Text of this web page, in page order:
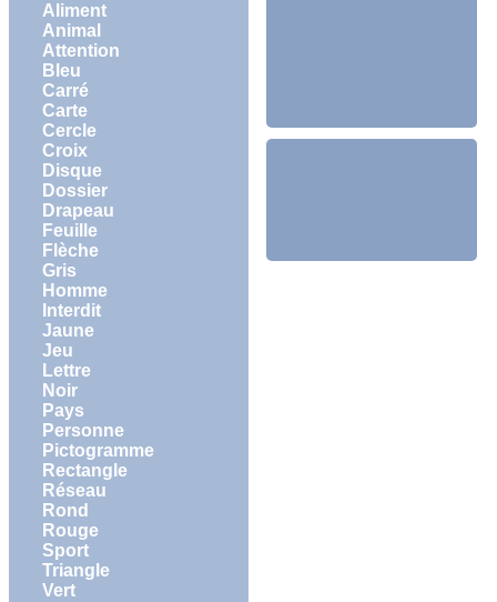
Aliment
Animal
Attention
Bleu
Carré
Carte
Cercle
Croix
Disque
Dossier
Drapeau
Feuille
Flèche
Gris
Homme
Interdit
Jaune
Jeu
Lettre
Noir
Pays
Personne
Pictogramme
Rectangle
Réseau
Rond
Rouge
Sport
Triangle
Vert